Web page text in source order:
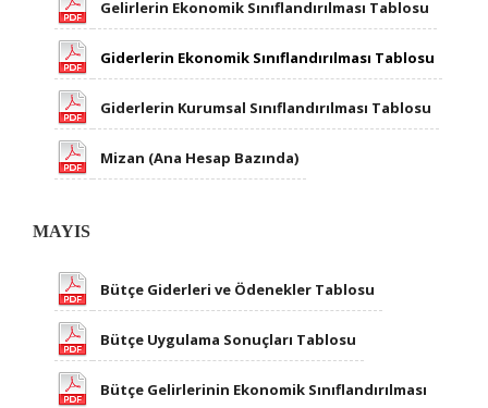
Gelirlerin Ekonomik Sınıflandırılması Tablosu
Giderlerin Ekonomik Sınıflandırılması Tablosu​
Giderlerin Kurumsal Sınıflandırılması Tablosu
Mizan (Ana Hesap Bazında)
MAYIS
Bütçe Giderleri ve Ödenekler Tablosu
Bütçe Uygulama Sonuçları Tablosu
Bütçe Gelirlerinin Ekonomik Sınıflandırılması